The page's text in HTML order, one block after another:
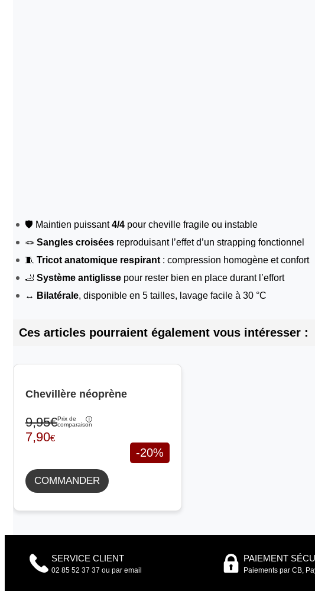
🛡️ Maintien puissant4/4 pour cheville fragile ou instable
🪢 Sangles croisées reproduisant l’effet d’un strapping fonctionnel
🧵 Tricot anatomique respirant : compression homogène et confort
🦶 Système antiglisse pour rester bien en place durant l’effort
↔️ Bilatérale, disponible en 5 tailles, lavage facile à 30 °C
Ces articles pourraient également vous intéresser :
Chevillère néoprène
9,95€Prix de
comparaison
7,90€
-20%
COMMANDER
SERVICE CLIENT
02 85 52 37 37 ou par email
PAIEMENT
Paiements par CB,